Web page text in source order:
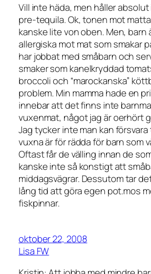
Vill inte häda, men håller
pre-tequila. Ok, tonen mot
kanske lite von oben. Men, barn
allergiska mot mat som smakar
har jobbat med småbarn och
smaker som kanelkryddad
broccoli och “marockanska”
problem. Min mamma hade en
innebar att det finns inte
vuxenmat, något jag är oerhört
Jag tycker inte man kan försvara
vuxna är för rädda för barn som
Oftast får de välling innan de
kanske inte så konstigt att
middagsvägrar. Dessutom tar
lång tid att göra egen pot.mos
fiskpinnar.
oktober 22, 2008
Lisa FW